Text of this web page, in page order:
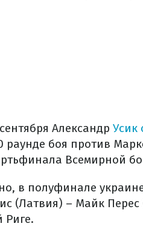
Александр Усик
раунде боя против
Всемирной
в полуфинале
(Латвия) – Майк Перес
Риге.